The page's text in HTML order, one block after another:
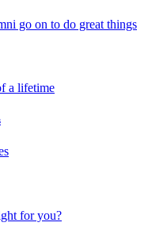
go on to do great things
a lifetime
for you?